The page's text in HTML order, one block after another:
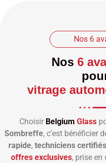
Nos 6
Nos 6
vitrage
Choisir Belgium Glass
Sombreffe, c’est bénéficier
rapide, techniciens certifiés
offres exclusives, prise en